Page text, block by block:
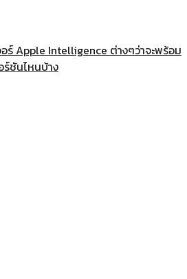
ร์ Apple Intelligence ต่างๆว่าจะพร้อม
ร์ชันไหนบ้าง